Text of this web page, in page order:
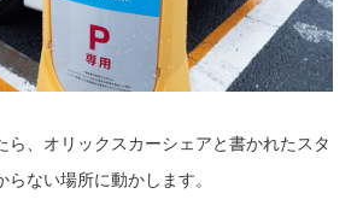
ら、オリックスカーシェアと書かれたスタ
ない場所に動かします。